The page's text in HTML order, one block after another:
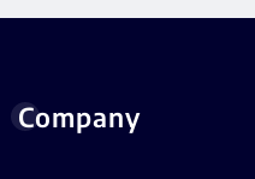
Company